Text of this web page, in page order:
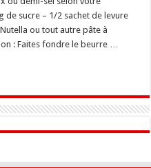
de sucre – 1/2 sachet de levure
ou tout autre pâte à
: Faites fondre le beurre …